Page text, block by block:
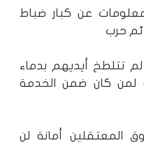
عن كبار ضباط
حرب
لم تتلطخ أيديهم بدماء
لمن كان ضمن الخدمة
المعتقلين أمانة لن